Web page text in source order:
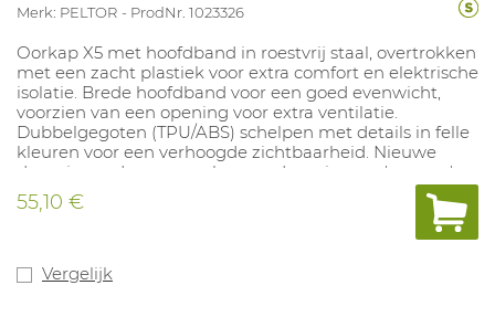
Merk: PELTOR ProdNr. 1023326
Oorkap X5 met hoofdband in roestvrij staal, overtrokken
met een zacht plastiek voor extra comfort en elektrische
isolatie. Brede hoofdband voor een goed evenwicht,
voorzien van een opening voor extra ventilatie.
Dubbelgegoten (TPU/ABS) schelpen met details in felle
kleuren voor een verhoogde zichtbaarheid. Nieuwe
dempingpads voor een hogere demping, en 'spacers':
een extra dichtingsring die de resonantie vermindert.
Gemakkelijk aanpasbaar door 'grip areas' boven- en
onderaan, duurzaam, ergonomisch en zeer licht ten
3M adem- en oogbescherming. SNR: 37dB.
55,10 €
Vergelijk